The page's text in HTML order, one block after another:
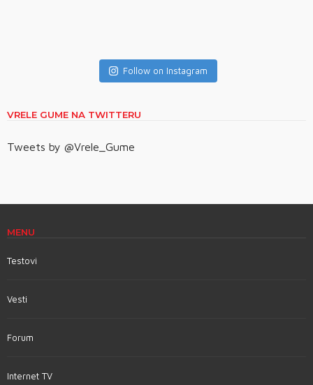
Follow on Instagram
VRELE GUME NA TWITTERU
Tweets by @Vrele_Gume
MENU
Testovi
Vesti
Forum
Internet TV